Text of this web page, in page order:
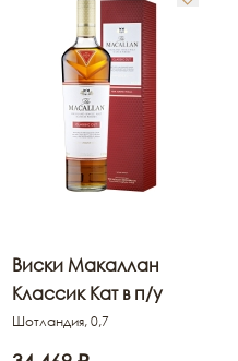
Виски Макаллан
Классик Кат в п/у
Шотландия, 0,7